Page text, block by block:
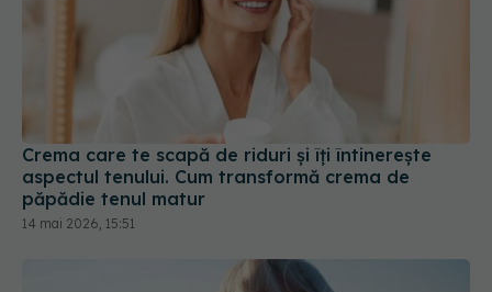
Crema care te scapă de riduri și îți întinerește
aspectul tenului. Cum transformă crema de
păpădie tenul matur
14 mai 2026, 15:51